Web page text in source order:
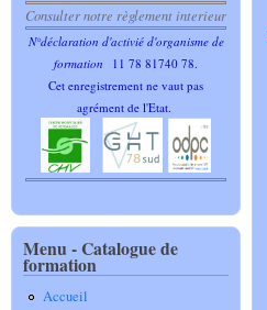
Consulter notre règlement interieur
N°déclaration d'activié d'organisme de
formation
11 78 81740 78.
Cet enregistrement ne vaut pas
agrément de l'Etat.
Menu - Catalogue de
formation
Accueil